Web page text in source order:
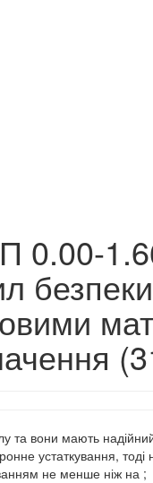
0.00-
вони мають
устаткування,
не менше ніж на ;